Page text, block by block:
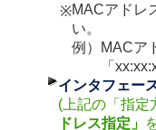
※MACアドレ
い。
例）
MACア
「
インタフェー
(上記の「指定
ドレス指定」